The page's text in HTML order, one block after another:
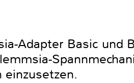
Adapter Basic und
einzusetzen.